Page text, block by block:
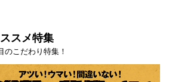
スメ特集
のこだわり特集！